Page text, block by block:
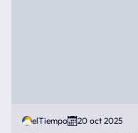
elTiempo 20 oct 2025